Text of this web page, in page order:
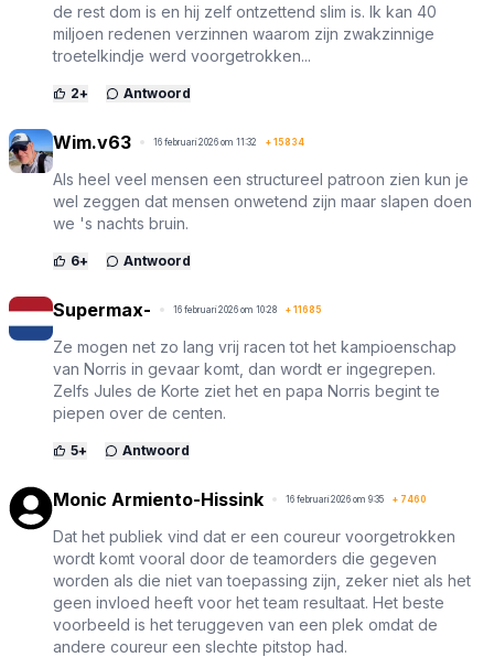
de rest dom is en hij zelf ontzettend slim is. Ik kan 40
miljoen redenen verzinnen waarom zijn zwakzinnige
troetelkindje werd voorgetrokken...
2+ Antwoord
Wim.v63 16 februari 2026 om 11:32 + 15834
Als heel veel mensen een structureel patroon zien kun je
wel zeggen dat mensen onwetend zijn maar slapen doen
we 's nachts bruin.
6+ Antwoord
Supermax- 16 februari 2026 om 10:28 + 11685
Ze mogen net zo lang vrij racen tot het kampioenschap
van Norris in gevaar komt, dan wordt er ingegrepen.
Zelfs Jules de Korte ziet het en papa Norris begint te
piepen over de centen.
5+ Antwoord
Monic Armiento-Hissink 16 februari 2026 om 9:35 + 7460
Dat het publiek vind dat er een coureur voorgetrokken
wordt komt vooral door de teamorders die gegeven
worden als die niet van toepassing zijn, zeker niet als het
geen invloed heeft voor het team resultaat. Het beste
voorbeeld is het teruggeven van een plek omdat de
andere coureur een slechte pitstop had.